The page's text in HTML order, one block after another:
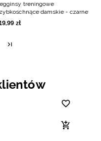
treningowe
damskie - czarne
,99 zł